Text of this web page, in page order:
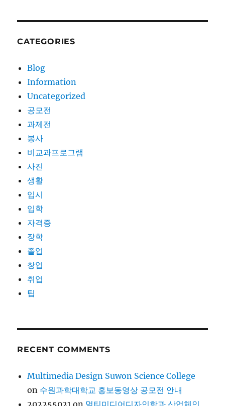
CATEGORIES
Blog
Information
Uncategorized
공모전
과제전
봉사
비교과프로그램
사진
생활
입시
입학
자격증
장학
졸업
창업
취업
팁
RECENT COMMENTS
Multimedia Design Suwon Science College
on 수원과학대학교 홍보동영상 공모전 안내